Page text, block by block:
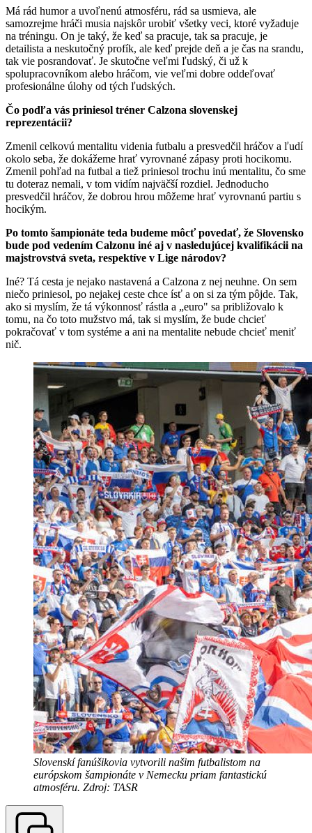
Má rád humor a uvoľnenú atmosféru, rád sa usmieva, ale
samozrejme hráči musia najskôr urobiť všetky veci, ktoré vyžaduje
na tréningu. On je taký, že keď sa pracuje, tak sa pracuje, je
detailista a neskutočný profík, ale keď prejde deň a je čas na srandu,
tak vie posrandovať. Je skutočne veľmi ľudský, či už k
spolupracovníkom alebo hráčom, vie veľmi dobre oddeľovať
profesionálne úlohy od tých ľudských.
Čo podľa vás priniesol tréner Calzona slovenskej
reprezentácii?
Zmenil celkovú mentalitu videnia futbalu a presvedčil hráčov a ľudí
okolo seba, že dokážeme hrať vyrovnané zápasy proti hocikomu.
Zmenil pohľad na futbal a tiež priniesol trochu inú mentalitu, čo sme
tu doteraz nemali, v tom vidím najväčší rozdiel. Jednoducho
presvedčil hráčov, že dobrou hrou môžeme hrať vyrovnanú partiu s
hocikým.
Po tomto šampionáte teda budeme môcť povedať, že Slovensko
bude pod vedením Calzonu iné aj v nasledujúcej kvalifikácii na
majstrovstvá sveta, respektíve v Lige národov?
Iné? Tá cesta je nejako nastavená a Calzona z nej neuhne. On sem
niečo priniesol, po nejakej ceste chce ísť a on si za tým pôjde. Tak,
ako si myslím, že tá výkonnosť rástla a „euro" sa približovalo k
tomu, na čo toto mužstvo má, tak si myslím, že bude chcieť
pokračovať v tom systéme a ani na mentalite nebude chcieť meniť
nič.
Slovenskí fanúšikovia vytvorili našim futbalistom na
európskom šampionáte v Nemecku priam fantastickú
atmosféru. Zdroj: TASR